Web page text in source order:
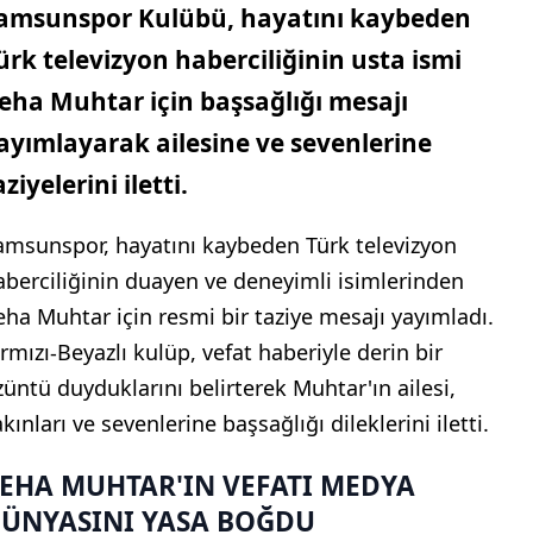
Kulübü, hayatını kaybeden
televizyon haberciliğinin usta ismi
Muhtar için başsağlığı mesajı
ailesine ve sevenlerine
iletti.
hayatını kaybeden Türk televizyon
duayen ve deneyimli isimlerinden
Muhtar için resmi bir taziye mesajı yayımladı.
Beyazlı kulüp, vefat haberiyle derin bir
duyduklarını belirterek Muhtar'ın ailesi,
ve sevenlerine başsağlığı dileklerini iletti.
MUHTAR'IN VEFATI MEDYA
YASA BOĞDU